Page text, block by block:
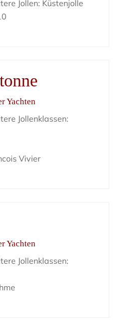
Jollen: Küstenjolle
Yachten
Jollenklassen:
Vivier
Yachten
Jollenklassen: